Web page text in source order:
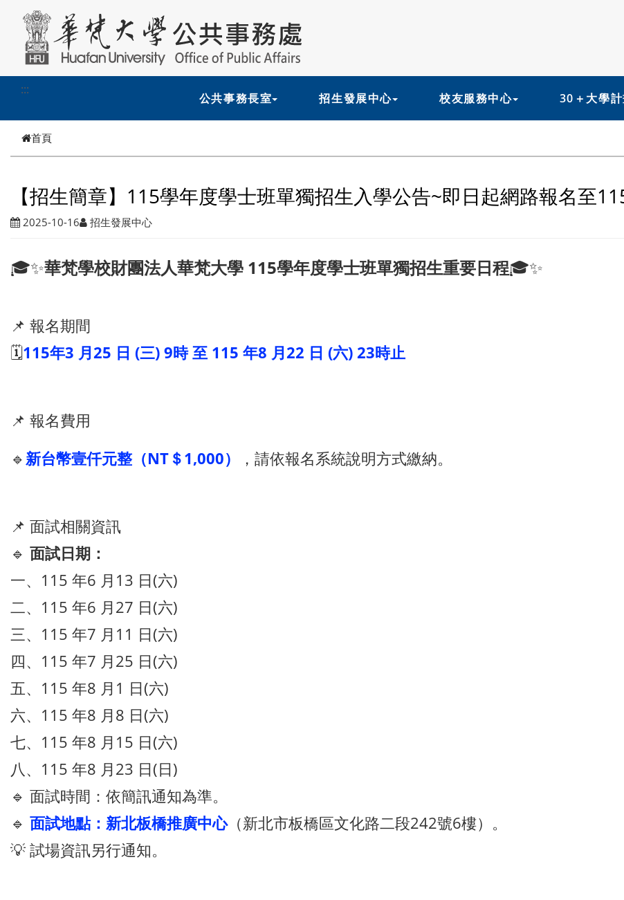
跳到主要內容
:::
公共事務長室 招生發展中心 校友服務中心 30＋大學
首頁
【招生簡章】115學年度學士班單獨招生入學公告~即日起網路報名至
2025-10-16 招生發展中心
🎓✨華梵學校財團法人華梵大學 115學年度學士班單獨招生重要日程🎓✨
📌 報名期間
🗓️115年3 月25 日 (三) 9時 至 115 年8 月22 日 (六) 23時止
📌 報名費用
🔹新台幣壹仟元整（NT＄1,000） ，請依報名系統說明方式繳納。
📌 面試相關資訊
🔹 面試日期：
一、115 年6 月13 日(六)
二、115 年6 月27 日(六)
三、115 年7 月11 日(六)
四、115 年7 月25 日(六)
五、115 年8 月1 日(六)
六、115 年8 月8 日(六)
七、115 年8 月15 日(六)
八、115 年8 月23 日(日)
🔹 面試時間：依簡訊通知為準。
🔹 面試地點：新北板橋推廣中心（新北市板橋區文化路二段242號6樓）。
💡 試場資訊另行通知。